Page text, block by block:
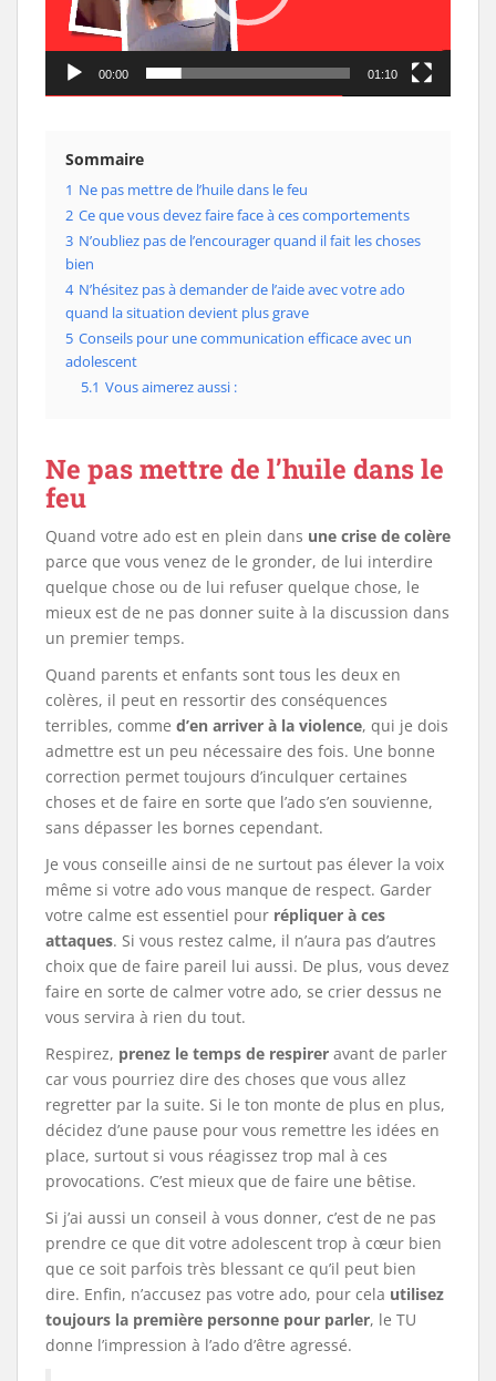
00:00 01:10
Sommaire
1 Ne pas mettre de l’huile dans le feu
2 Ce que vous devez faire face à ces comportements
3 N’oubliez pas de l’encourager quand il fait les choses
bien
4 N’hésitez pas à demander de l’aide avec votre ado
quand la situation devient plus grave
5 Conseils pour une communication efficace avec un
adolescent
5.1 Vous aimerez aussi :
Ne pas mettre de l’huile dans le
feu
Quand votre ado est en plein dans une crise de colère
parce que vous venez de le gronder, de lui interdire
quelque chose ou de lui refuser quelque chose, le
mieux est de ne pas donner suite à la discussion dans
un premier temps.
Quand parents et enfants sont tous les deux en
colères, il peut en ressortir des conséquences
terribles, comme d’en arriver à la violence, qui je dois
admettre est un peu nécessaire des fois. Une bonne
correction permet toujours d’inculquer certaines
choses et de faire en sorte que l’ado s’en souvienne,
sans dépasser les bornes cependant.
Je vous conseille ainsi de ne surtout pas élever la voix
même si votre ado vous manque de respect. Garder
votre calme est essentiel pour répliquer à ces
attaques. Si vous restez calme, il n’aura pas d’autres
choix que de faire pareil lui aussi. De plus, vous devez
faire en sorte de calmer votre ado, se crier dessus ne
vous servira à rien du tout.
Respirez, prenez le temps de respirer avant de parler
car vous pourriez dire des choses que vous allez
regretter par la suite. Si le ton monte de plus en plus,
décidez d’une pause pour vous remettre les idées en
place, surtout si vous réagissez trop mal à ces
provocations. C’est mieux que de faire une bêtise.
Si j’ai aussi un conseil à vous donner, c’est de ne pas
prendre ce que dit votre adolescent trop à cœur bien
que ce soit parfois très blessant ce qu’il peut bien
dire. Enfin, n’accusez pas votre ado, pour cela utilisez
toujours la première personne pour parler, le TU
donne l’impression à l’ado d’être agressé.